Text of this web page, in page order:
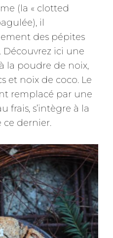
(la « clotted
il
des pépites
Découvrez ici une
la poudre de noix,
et noix de coco. Le
remplacé par une
frais, s’intègre à la
ce dernier.